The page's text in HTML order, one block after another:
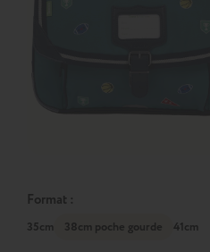
Format :
35cm 38cm poche gourde 41cm